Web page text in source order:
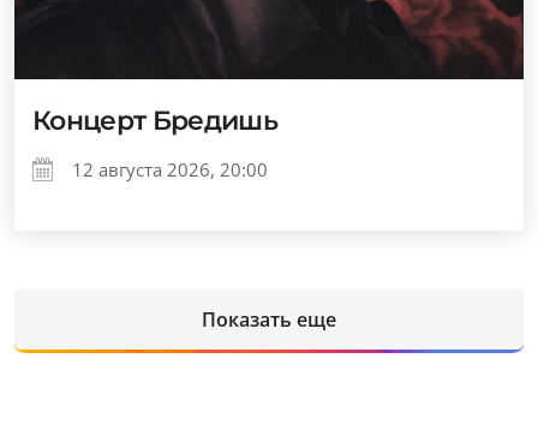
Концерт Бредишь
12 августа 2026, 20:00
Показать еще